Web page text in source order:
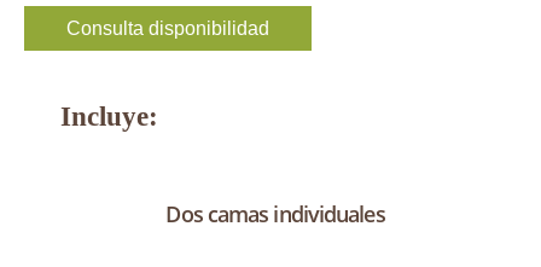
Consulta disponibilidad
Incluye:
Dos camas individuales